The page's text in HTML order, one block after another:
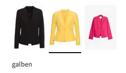
galben